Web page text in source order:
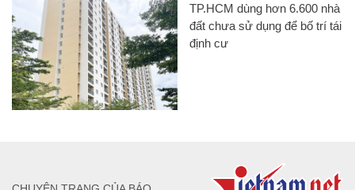
TP.HCM dùng hơn 6.600 nhà
đất chưa sử dụng để bố trí tái
định cư